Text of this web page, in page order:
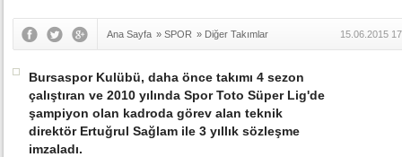
Ana Sayfa » SPOR » Diğer Takımlar 15.06.2015
Bursaspor Kulübü, daha önce takımı 4 sezon
çalıştıran ve 2010 yılında Spor Toto Süper Lig'de
şampiyon olan kadroda görev alan teknik
direktör Ertuğrul Sağlam ile 3 yıllık sözleşme
imzaladı.